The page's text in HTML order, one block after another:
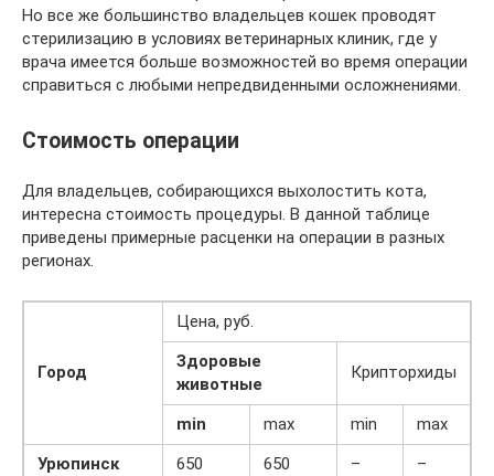
Но все же большинство владельцев кошек проводят
стерилизацию в условиях ветеринарных клиник, где у
врача имеется больше возможностей во время операции
справиться с любыми непредвиденными осложнениями.
Стоимость операции
Для владельцев, собирающихся выхолостить кота,
интересна стоимость процедуры. В данной таблице
приведены примерные расценки на операции в разных
регионах.
Город
Цена, руб.
Здоровые
животные
Крипторхиды
min max min
max
Урюпинск
650 650 –
–